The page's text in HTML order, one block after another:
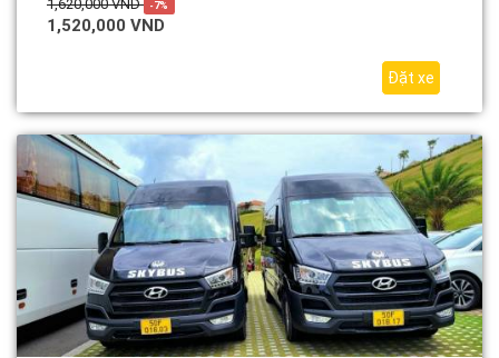
1,620,000 VND -7%
1,520,000 VND
Đặt xe